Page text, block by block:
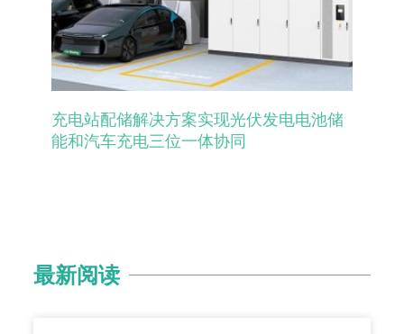
充电站配储解决方案实现光伏发电电池储
能和汽车充电三位一体协同
最新阅读